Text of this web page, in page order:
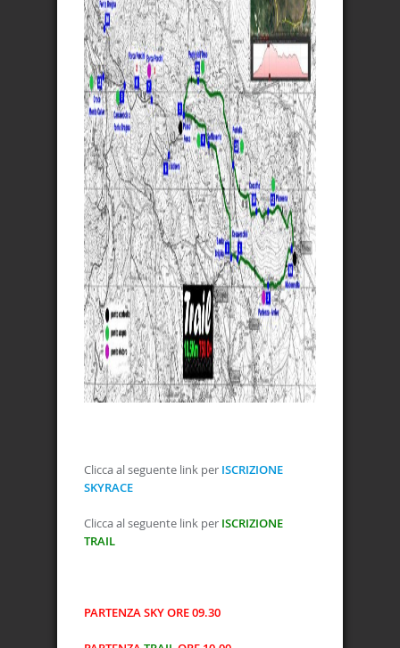
Clicca al seguente link per ISCRIZIONE
SKYRACE
Clicca al seguente link per ISCRIZIONE
TRAIL
PARTENZASKYORE 09.30